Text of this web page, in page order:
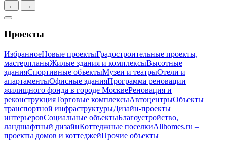
← →
Проекты
ИзбранноеНовые проектыГрадостроительные проекты,
мастерпланыЖилые здания и комплексыВысотные
зданияСпортивные объектыМузеи и театрыОтели и
апартаментыОфисные зданияПрограмма реновации
жилищного фонда в городе МосквеРеновация и
реконструкцияТорговые комплексыАвтоцентрыОбъекты
транспортной инфраструктурыДизайн-проекты
интерьеровСоциальные объектыБлагоустройство,
ландшафтный дизайнКоттеджные поселкиAllhomes.ru –
проекты домов и коттеджейПрочие объекты